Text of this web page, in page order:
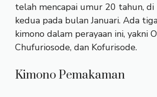
telah mencapai umur 20 tahun, di
kedua pada bulan Januari. Ada
kimono dalam perayaan ini, yakni
Chufuriosode, dan Kofurisode.
Kimono Pemakaman